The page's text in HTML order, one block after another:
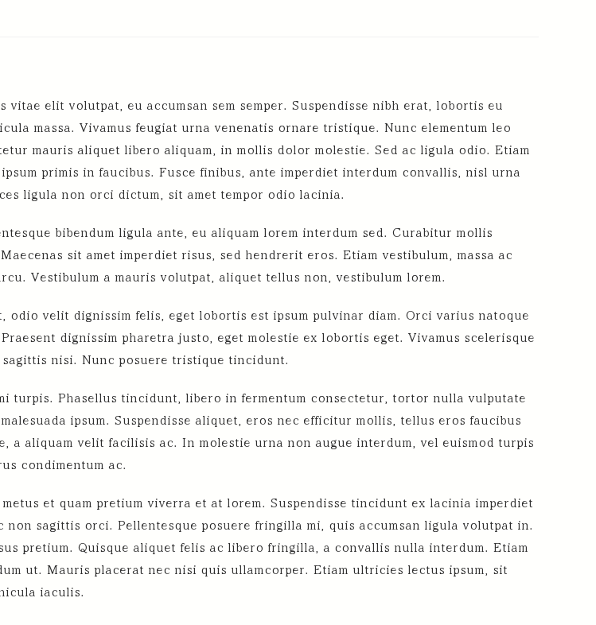
elit volutpat, eu accumsan sem semper. Suspendisse nibh erat, lobortis eu
massa. Vivamus feugiat urna venenatis ornare tristique. Nunc elementum leo
mauris aliquet libero aliquam, in mollis dolor molestie. Sed ac ligula odio. Etiam
primis in faucibus. Fusce finibus, ante imperdiet interdum convallis, nisl urna
ligula non orci dictum, sit amet tempor odio lacinia.
bibendum ligula ante, eu aliquam lorem interdum sed. Curabitur mollis
sit amet imperdiet risus, sed hendrerit eros. Etiam vestibulum, massa ac
Vestibulum a mauris volutpat, aliquet tellus non, vestibulum lorem.
velit dignissim felis, eget lobortis est ipsum pulvinar diam. Orci varius natoque
dignissim pharetra justo, eget molestie ex lobortis eget. Vivamus scelerisque
nisi. Nunc posuere tristique tincidunt.
turpis. Phasellus tincidunt, libero in fermentum consectetur, tortor nulla vulputate
ipsum. Suspendisse aliquet, eros nec efficitur mollis, tellus eros faucibus
a aliquam velit facilisis ac. In molestie urna non augue interdum, vel euismod turpis
condimentum ac.
et quam pretium viverra et at lorem. Suspendisse tincidunt ex lacinia imperdiet
sagittis orci. Pellentesque posuere fringilla mi, quis accumsan ligula volutpat in.
pretium. Quisque aliquet felis ac libero fringilla, a convallis nulla interdum. Etiam
ut. Mauris placerat nec nisi quis ullamcorper. Etiam ultricies lectus ipsum, sit
iaculis.